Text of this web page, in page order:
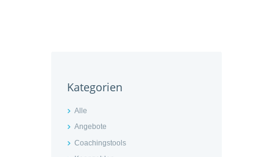
Kategorien
Alle
Angebote
Coachingstools